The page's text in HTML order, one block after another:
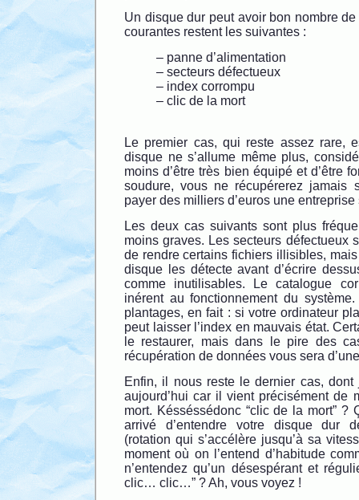
Un disque dur peut avoir bon nombre
courantes restent les suivantes :
– panne d’alimentation
– secteurs défectueux
– index corrompu
– clic de la mort
Le premier cas, qui reste assez rare,
disque ne s’allume même plus,
moins d’être très bien équipé et d’être
soudure, vous ne récupérerez jamais
payer des milliers d’euros une
Les deux cas suivants sont plus
moins graves. Les secteurs défectueux
de rendre certains fichiers illisibles,
disque les détecte avant d’écrire
comme inutilisables. Le catalogue
inérent au fonctionnement du
plantages, en fait : si votre ordinateur
peut laisser l’index en mauvais état.
le restaurer, mais dans le pire des
récupération de données vous sera
Enfin, il nous reste le dernier cas,
aujourd’hui car il vient précisément de
mort. Késséssédonc “clic de la mort” ?
arrivé d’entendre votre disque dur
(rotation qui s’accélère jusqu’à sa
moment où on l’entend d’habitude
n’entendez qu’un désespérant et
clic… clic…” ? Ah, vous voyez !